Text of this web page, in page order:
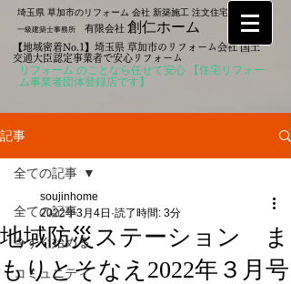
埼玉県 草加市のリフォーム 会社 新築施工 注文住宅なら
一級建築士事務所 有限会社 創仁ホーム
【地域密着No.1】埼玉県 草加市のリフォーム会社 国土
交通大臣認定事業者で安心リフォーム
リフォーム のことなら任せて安心 【住宅リフォー
ム事業者団体登録店です】
記事
全ての記事
今すぐ始める
コミュニティ
全ての記事
地域防災ステーション ま
もりとそなえ2022年３月号
soujinhome
2022年3月4日 読了時間: 3分